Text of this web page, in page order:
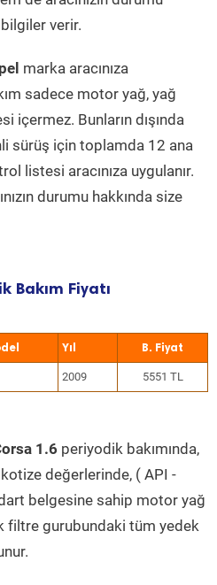
verir.
marka aracınıza
sadece motor yağ, yağ
içermez. Bunların dışında
sürüş için toplamda 12 ana
listesi aracınıza uygulanır.
durumu hakkında size
Bakım Fiyatı
Yıl
2009 5551 TL
1.6 periyodik bakımında,
değerlerinde, ( API -
belgesine sahip motor yağ
filtre gurubundaki tüm yedek